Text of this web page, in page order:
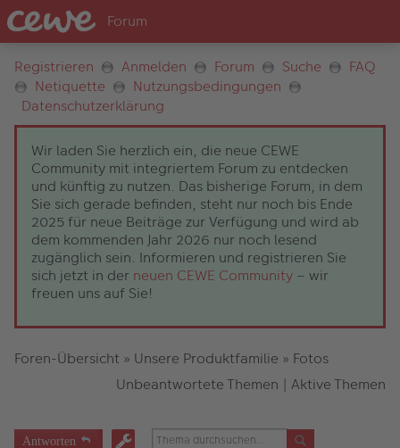
Registrieren Anmelden Forum Suche
FAQ
Netiquette
Nutzungsbedingungen
Datenschutzerklärung
Wir laden Sie herzlich ein, die neue CEWE
Community mit integriertem Forum zu entdecken
und künftig zu nutzen. Das bisherige Forum, in dem
Sie sich gerade befinden, steht nur noch bis Ende
2025 für neue Beiträge zur Verfügung und wird ab
dem kommenden Jahr 2026 nur noch lesend
zugänglich sein. Informieren und registrieren Sie
sich jetzt in der neuen CEWE Community – wir
freuen uns auf Sie!
Foren-Übersicht » Unsere Produktfamilie » Fotos
Unbeantwortete Themen | Aktive Themen
Antworten